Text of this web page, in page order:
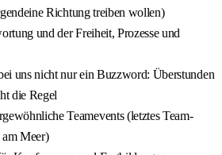
Richtung treiben wollen)
und der Freiheit, Prozesse und
uns nicht nur ein Buzzword: Überstunden
die Regel
Teamevents (letztes Team-
Meer)